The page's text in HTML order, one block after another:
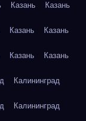
Казань Казань
Казань Казань
Казань Казань
Калининград
Калининград